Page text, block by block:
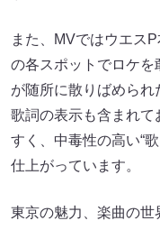
の各スポットでロケ
が随所に散りばめら
歌詞の表示も含まれて
すく、中毒性の高い“
仕上がっています。
ことなく詰め込み、ま